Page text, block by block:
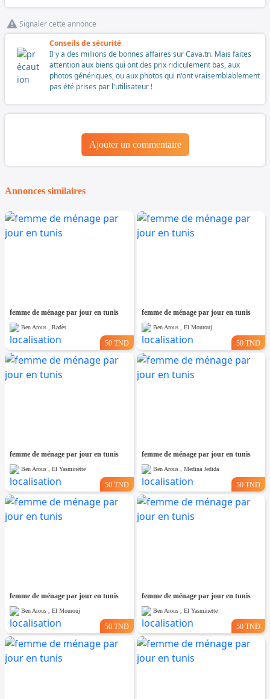
Signaler cette annonce
Conseils de sécurité
Il y a des millions de bonnes affaires sur Cava.tn. Mais faites
attention aux biens qui ont des prix ridiculement bas, aux
photos génériques, ou aux photos qui n'ont vraisemblablement
pas été prises par l'utilisateur !
Ajouter un commentaire
Annonces similaires
femme de ménage par jour en tunis
Ben Arous , Radès
50 TND
femme de ménage par jour en tunis
Ben Arous , El Mourouj
50 TND
femme de ménage par jour en tunis
Ben Arous , El Yasminette
50 TND
femme de ménage par jour en tunis
Ben Arous , Medina Jedida
50 TND
femme de ménage par jour en tunis
Ben Arous , El Mourouj
50 TND
femme de ménage par jour en tunis
Ben Arous , El Yasminette
50 TND